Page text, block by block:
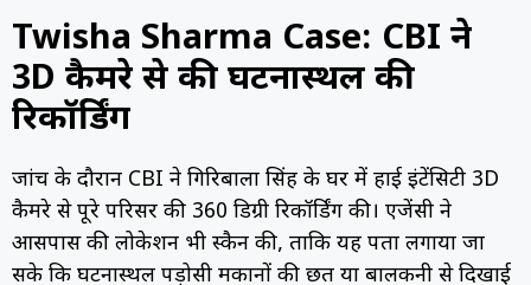
Twisha Sharma Case: CBI ने
3D कैमरे से की घटनास्थल की
रिकॉर्डिंग
जांच के दौरान CBI ने गिरिबाला सिंह के घर में हाई इंटेंसिटी 3D
कैमरे से पूरे परिसर की 360 डिग्री रिकॉर्डिंग की। एजेंसी ने
आसपास की लोकेशन भी स्कैन की, ताकि यह पता लगाया जा
सके कि घटनास्थल पड़ोसी मकानों की छत या बालकनी से दिखाई